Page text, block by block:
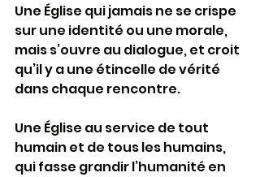
Une Église qui jamais ne se crispe
sur une identité ou une morale,
mais s’ouvre au dialogue, et croit
qu’il y a une étincelle de vérité
dans chaque rencontre.
Une Église au service de tout
humain et de tous les humains,
qui fasse grandir l’humanité en